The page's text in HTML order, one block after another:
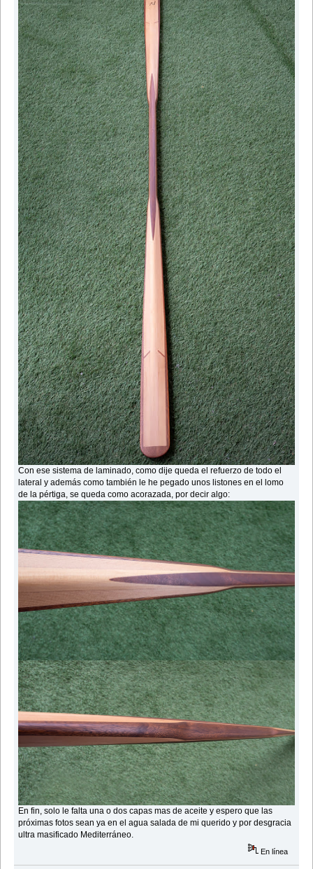
Con ese sistema de laminado, como dije queda el refuerzo de todo el
lateral y además como también le he pegado unos listones en el lomo
de la pértiga, se queda como acorazada, por decir algo:
En fin, solo le falta una o dos capas mas de aceite y espero que las
próximas fotos sean ya en el agua salada de mi querido y por desgracia
ultra masificado Mediterráneo.
En línea